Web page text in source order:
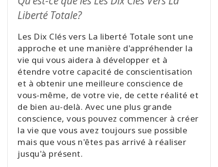
Liberté Totale?
Les Dix Clés vers La liberté Totale sont une
approche et une manière d'appréhender la
vie qui vous aidera à développer et à
étendre votre capacité de conscientisation
et à obtenir une meilleure conscience de
vous-même, de votre vie, de cette réalité et
de bien au-delà. Avec une plus grande
conscience, vous pouvez commencer à créer
la vie que vous avez toujours sue possible
mais que vous n'êtes pas arrivé à réaliser
jusqu'à présent.